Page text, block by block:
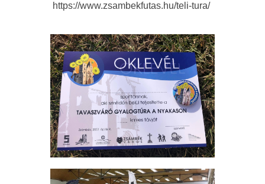
https://www.zsambekfutas.hu/teli-tura/